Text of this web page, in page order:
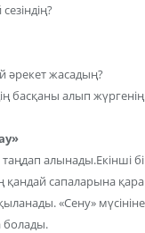
әрекет жасадың?
басқаны алып
алынады.Екінші
қандай сапаларына
«Сену»
болады.